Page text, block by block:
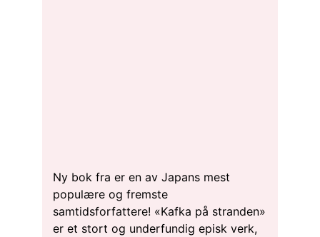
Ny bok fra er en av Japans mest
populære og fremste
samtidsforfattere! «Kafka på stranden»
er et stort og underfundig episk verk,